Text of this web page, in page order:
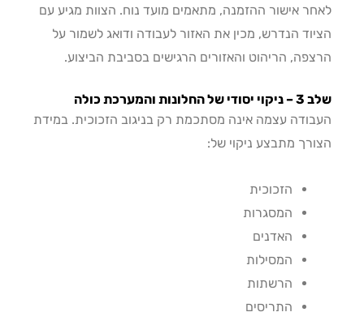
אישור ההזמנה, מתאמים מועד נוח. הצוות מגיע עם
הנדרש, מכין את האזור לעבודה ודואג לשמור על
הריהוט והאזורים הרגישים בסביבת הביצוע.
עצמה אינה מסתכמת רק בניגוב הזכוכית. במידת
מתבצע ניקוי של:
הזכוכית
המסגרות
האדנים
המסילות
הרשתות
התריסים